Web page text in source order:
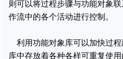
则可以将过程步骤与功能对象
作流中的各个活动进行控制。
利用功能对象库可以加快过程
库中存放着各种各样可重复使